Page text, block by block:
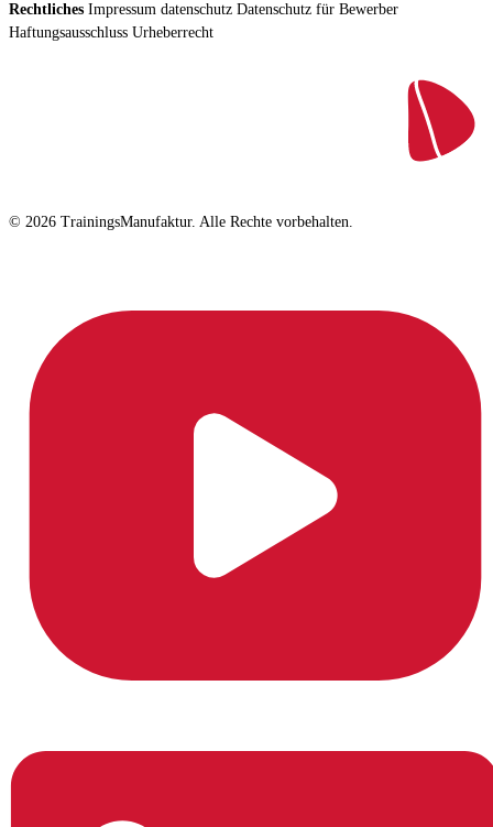
Rechtliches Impressum datenschutz Datenschutz für Bewerber
Haftungsausschluss Urheberrecht
© 2026 TrainingsManufaktur. Alle Rechte vorbehalten.